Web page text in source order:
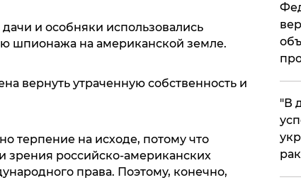
и особняки использовались
шпионажа на американской земле.
вернуть утраченную собственность и
терпение на исходе, потому что
зрения российско-американских
права. Поэтому, конечно,
​"В